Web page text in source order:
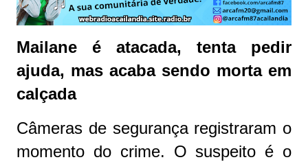
Mailane é atacada, tenta pedir
ajuda, mas acaba sendo morta em
calçada
Câmeras de segurança registraram o
momento do crime. O suspeito é o